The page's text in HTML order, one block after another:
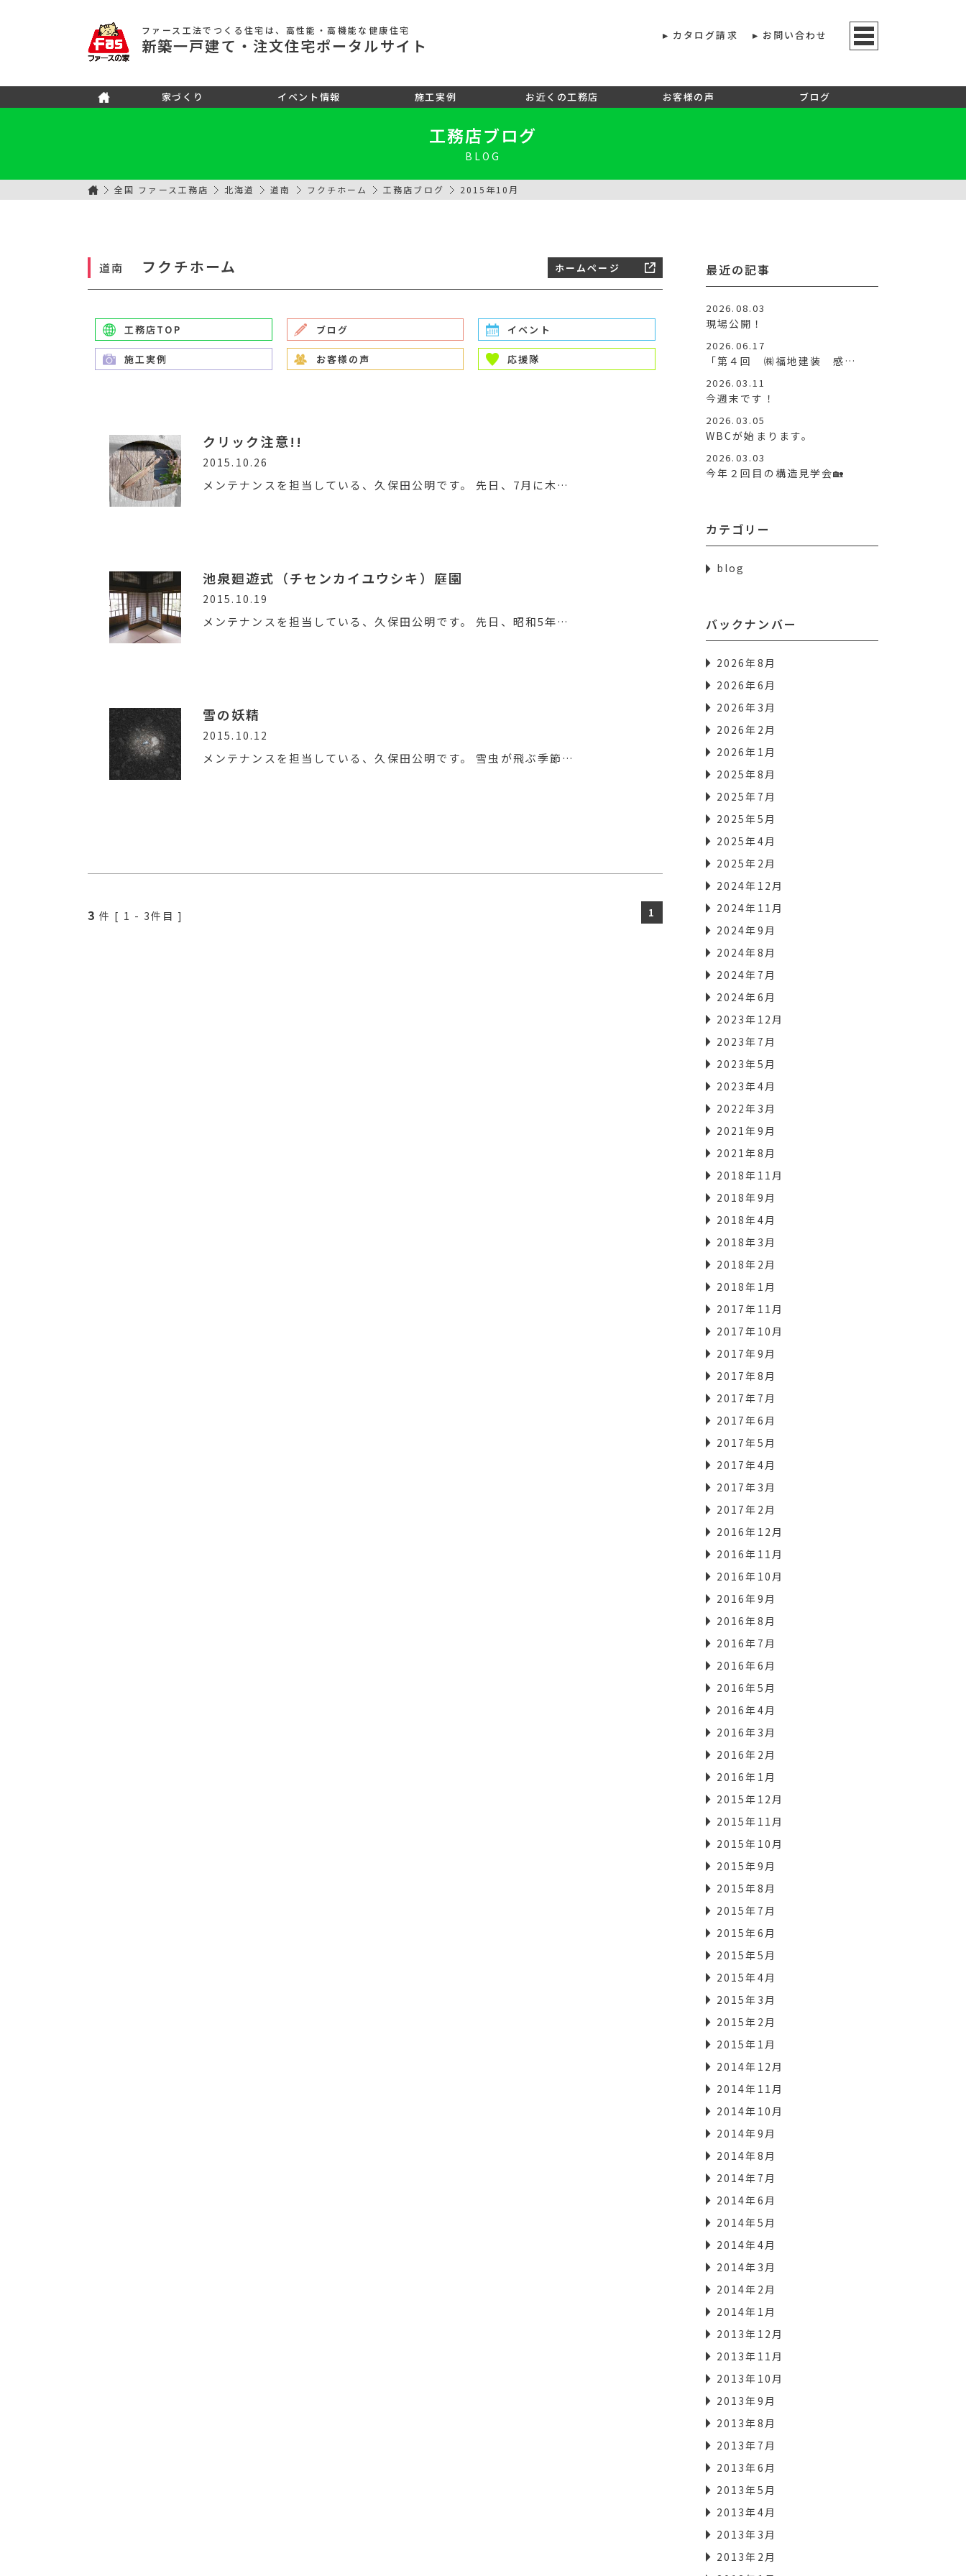
ファース工法でつくる住宅 は、高性能・高機能な健康住宅
新築一戸建て ・注文住宅ポータルサイト
カタログ請求 お問い合わせ
家づくり イベント情報 施工実例 お近くの工務店 お客様の声 ブログ
工務店ブログ
BLOG
全国 ファース工務店 北海道 道南 フクチホーム 工務店ブログ 2015年10月
道南 フクチホーム ホームページ
工務店TOP ブログ イベント
施工実例 お客様の声 応援隊
クリック注意!!
2015.10.26
メンテナンスを担当している、久保田公明です。 先日、7月に木…
池泉廻遊式（チセンカイユウシキ）庭園
2015.10.19
メンテナンスを担当している、久保田公明です。 先日、昭和5年…
雪の妖精
2015.10.12
メンテナンスを担当している、久保田公明です。 雪虫が飛ぶ季節…
3 件 [ 1 - 3件目 ] 1
最近の記事
2026.08.03
現場公開！
2026.06.17
「第４回 ㈱福地建装 感…
2026.03.11
今週末です！
2026.03.05
WBCが始まります。
2026.03.03
今年２回目の構造見学会🏡
カテゴリー
blog
バックナンバー
2026年8月
2026年6月
2026年3月
2026年2月
2026年1月
2025年8月
2025年7月
2025年5月
2025年4月
2025年2月
2024年12月
2024年11月
2024年9月
2024年8月
2024年7月
2024年6月
2023年12月
2023年7月
2023年5月
2023年4月
2022年3月
2021年9月
2021年8月
2018年11月
2018年9月
2018年4月
2018年3月
2018年2月
2018年1月
2017年11月
2017年10月
2017年9月
2017年8月
2017年7月
2017年6月
2017年5月
2017年4月
2017年3月
2017年2月
2016年12月
2016年11月
2016年10月
2016年9月
2016年8月
2016年7月
2016年6月
2016年5月
2016年4月
2016年3月
2016年2月
2016年1月
2015年12月
2015年11月
2015年10月
2015年9月
2015年8月
2015年7月
2015年6月
2015年5月
2015年4月
2015年3月
2015年2月
2015年1月
2014年12月
2014年11月
2014年10月
2014年9月
2014年8月
2014年7月
2014年6月
2014年5月
2014年4月
2014年3月
2014年2月
2014年1月
2013年12月
2013年11月
2013年10月
2013年9月
2013年8月
2013年7月
2013年6月
2013年5月
2013年4月
2013年3月
2013年2月